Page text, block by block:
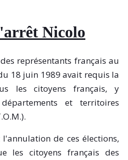
Nicolo
des représentants français au
18 juin 1989 avait requis la
les citoyens français, y
et territoires
de ces élections,
les citoyens français des